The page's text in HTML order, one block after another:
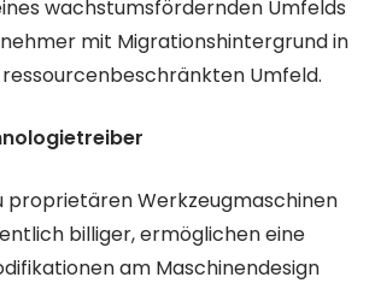
wachstumsfördernden Umfelds
mit Migrationshintergrund in
Umfeld.
proprietären Werkzeugmaschinen
billiger, ermöglichen eine
am Maschinendesign